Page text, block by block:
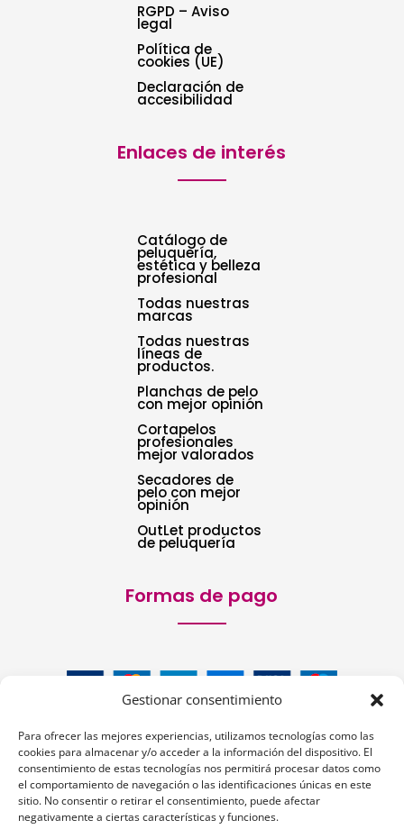
Gestionar consentimiento
Para ofrecer las mejores experiencias, utilizamos tecnologías como las
cookies para almacenar y/o acceder a la información del dispositivo. El
consentimiento de estas tecnologías nos permitirá procesar datos como
el comportamiento de navegación o las identificaciones únicas en este
sitio. No consentir o retirar el consentimiento, puede afectar
negativamente a ciertas características y funciones.
RGPD – Aviso
legal
Política de
cookies (UE)
Declaración de
accesibilidad
Enlaces de interés
Catálogo de
peluquería,
estética y belleza
profesional
Todas nuestras
marcas
Todas nuestras
líneas de
productos.
Planchas de pelo
con mejor opinión
Cortapelos
profesionales
mejor valorados
Secadores de
pelo con mejor
opinión
OutLet productos
de peluquería
Formas de pago
Siguenos: